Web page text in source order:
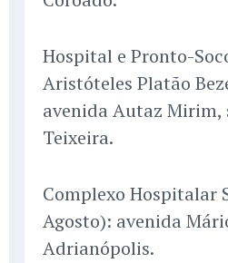
Hospital e Pronto-
Aristóteles Platão
avenida Autaz Mirim,
Teixeira.
Complexo Hospitalar
Agosto): avenida
Adrianópolis.